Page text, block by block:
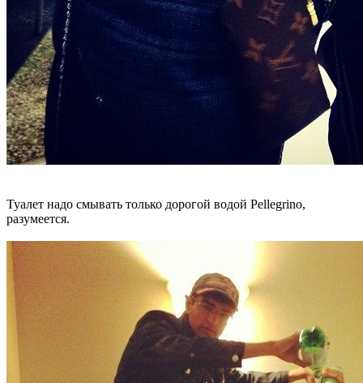
Туалет надо смывать только дорогой водой Pellegrino,
разумеется.